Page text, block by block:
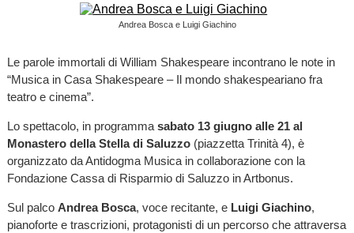
Andrea Bosca e Luigi Giachino
Le parole immortali di William Shakespeare incontrano le note in
“Musica in Casa Shakespeare – Il mondo shakespeariano fra
teatro e cinema”.
Lo spettacolo, in programma sabato 13 giugno alle 21 al
Monastero della Stella di Saluzzo(piazzetta Trinità 4), è
organizzato da Antidogma Musica in collaborazione con la
Fondazione Cassa di Risparmio di Saluzzo in Artbonus.
Sul palco Andrea Bosca, voce recitante, e Luigi Giachino,
pianoforte e trascrizioni, protagonisti di un percorso che attraversa